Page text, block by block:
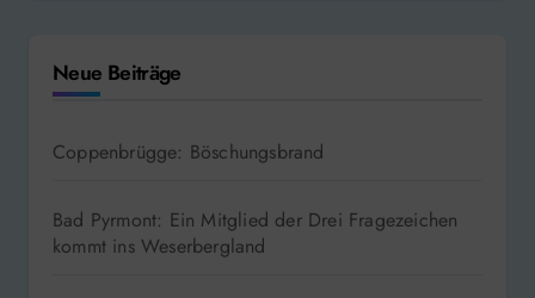
Neue Beiträge
Coppenbrügge: Böschungsbrand
Bad Pyrmont: Ein Mitglied der Drei Fragezeichen
kommt ins Weserbergland